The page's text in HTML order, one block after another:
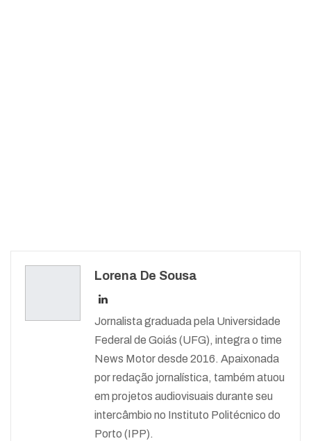
Lorena De Sousa
Jornalista graduada pela Universidade
Federal de Goiás (UFG), integra o time
News Motor desde 2016. Apaixonada
por redação jornalística, também atuou
em projetos audiovisuais durante seu
intercâmbio no Instituto Politécnico do
Porto (IPP).